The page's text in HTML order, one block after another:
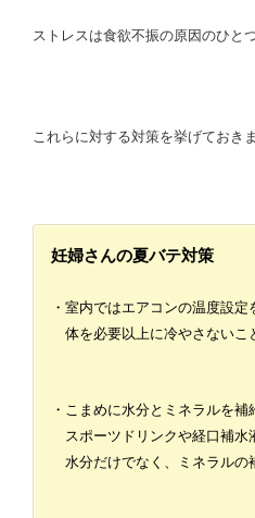
ストレスは食欲不振の原因のひと
これらに対する対策を挙げておきま
妊婦さんの夏バテ対策
・室内ではエアコンの温度設定
体を必要以上に冷やさないこ
・こまめに水分とミネラルを補
スポーツドリンクや経口補水
水分だけでなく、ミネラルの